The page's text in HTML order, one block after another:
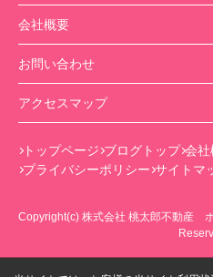
会社概要
お問い合わせ
アクセスマップ
トップページ ブログトップ 会社
プライバシーポリシー サイトマ
Copyright(c) 株式会社 桃太郎不動産